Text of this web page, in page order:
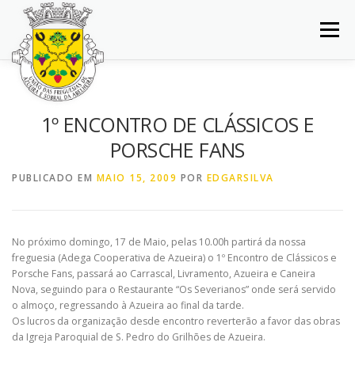
Saltar
conteúdo
Menu
INÍCIO JUNTA DE FREGUESIA
BALCÃO VIRTUAL NOTÍCIAS MAPA
1º ENCONTRO DE CLÁSSICOS E
PORSCHE FANS
PUBLICADO EM MAIO 15, 2009 POR EDGARSILVA
No próximo domingo, 17 de Maio, pelas 10.00h partirá da nossa
freguesia (Adega Cooperativa de Azueira) o 1º Encontro de Clássicos e
Porsche Fans, passará ao Carrascal, Livramento, Azueira e Caneira
Nova, seguindo para o Restaurante “Os Severianos” onde será servido
o almoço, regressando à Azueira ao final da tarde.
Os lucros da organização desde encontro reverterão a favor das obras
da Igreja Paroquial de S. Pedro do Grilhões de Azueira.